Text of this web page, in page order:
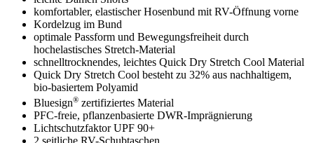
komfortabler, elastischer Hosenbund mit RV-Öffnung vorne
Kordelzug im Bund
optimale Passform und Bewegungsfreiheit durch
hochelastisches Stretch-Material
schnelltrocknendes, leichtes Quick Dry Stretch Cool Material
Quick Dry Stretch Cool besteht zu 32% aus nachhaltigem,
bio-basiertem Polyamid
Bluesign® zertifiziertes Material
PFC-freie, pflanzenbasierte DWR-Imprägnierung
Lichtschutzfaktor UPF 90+